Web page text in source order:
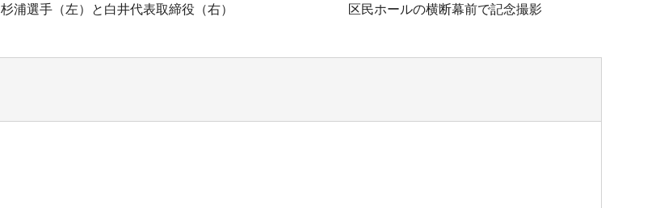
杉浦選手（左）と白井代表取締役（右） 区民ホールの横断幕前で記念撮影